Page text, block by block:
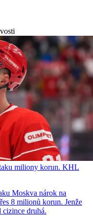
miliony korun. KHL
Moskva nárok na
8 milionů korun. Jenže
cizince druhá.